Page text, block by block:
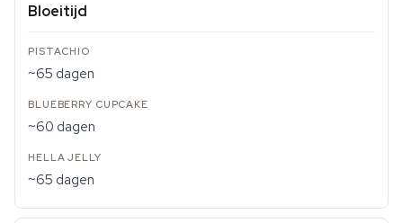
Bloeitijd
~65 dagen
~60 dagen
~65 dagen